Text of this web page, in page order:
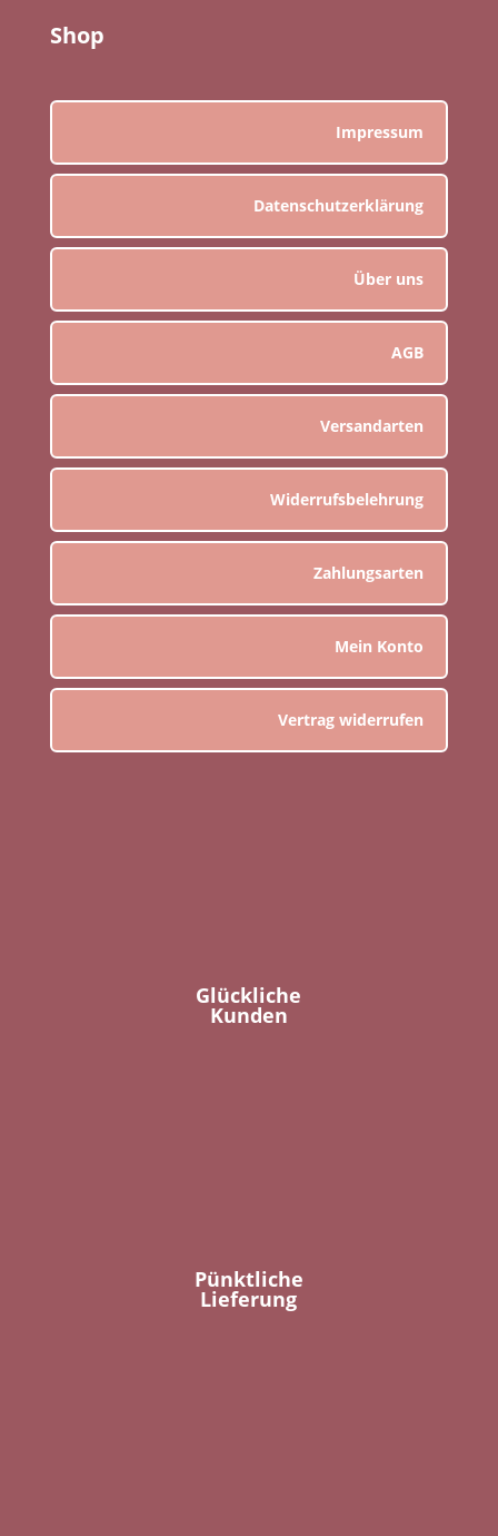
Shop
Impressum
Datenschutzerklärung
Über uns
AGB
Versandarten
Widerrufsbelehrung
Zahlungsarten
Mein Konto
Vertrag widerrufen
Glückliche
Kunden
Pünktliche
Lieferung